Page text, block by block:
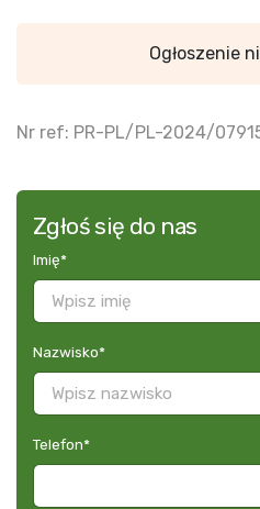
Ogłoszenie
Nr ref: PR-PL/PL-2024/
Zgłoś się do nas
Imię*
Nazwisko*
Telefon*